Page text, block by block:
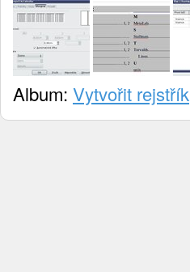
Album: Vytvořit rejstřík